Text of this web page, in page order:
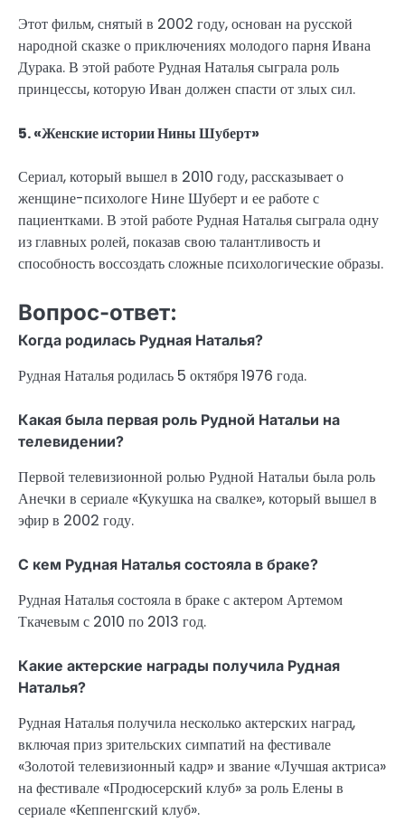
Этот фильм, снятый в 2002 году, основан на русской
народной сказке о приключениях молодого парня Ивана
Дурака. В этой работе Рудная Наталья сыграла роль
принцессы, которую Иван должен спасти от злых сил.
5. «Женские истории Нины Шуберт»
Сериал, который вышел в 2010 году, рассказывает о
женщине-психологе Нине Шуберт и ее работе с
пациентками. В этой работе Рудная Наталья сыграла одну
из главных ролей, показав свою талантливость и
способность воссоздать сложные психологические образы.
Вопрос-ответ:
Когда родилась Рудная Наталья?
Рудная Наталья родилась 5 октября 1976 года.
Какая была первая роль Рудной Натальи на
телевидении?
Первой телевизионной ролью Рудной Натальи была роль
Анечки в сериале «Кукушка на свалке», который вышел в
эфир в 2002 году.
С кем Рудная Наталья состояла в браке?
Рудная Наталья состояла в браке с актером Артемом
Ткачевым с 2010 по 2013 год.
Какие актерские награды получила Рудная
Наталья?
Рудная Наталья получила несколько актерских наград,
включая приз зрительских симпатий на фестивале
«Золотой телевизионный кадр» и звание «Лучшая актриса»
на фестивале «Продюсерский клуб» за роль Елены в
сериале «Кеппенгский клуб».